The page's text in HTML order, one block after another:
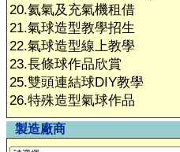
20.氦氣及充氣機租借
21.氣球造型教學招生
22.氣球造型線上教學
23.長條球作品欣賞
25.雙頭連結球DIY教學
26.特殊造型氣球作品
製造廠商